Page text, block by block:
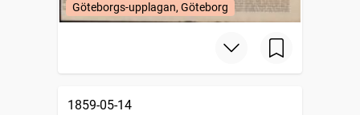
Göteborgs-upplagan, Göteborg
1859-05-14